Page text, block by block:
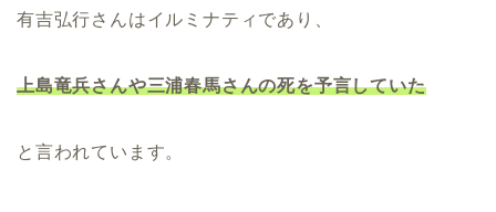
有吉弘行さんはイルミナティであり、
上島竜兵さんや三浦春馬さんの死を予言していた
と言われています。